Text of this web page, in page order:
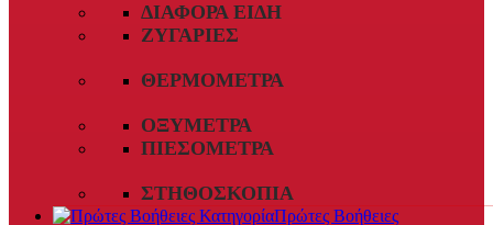
ΔΙΆΦΟΡΑ ΕΊΔΗ
ΖΥΓΑΡΙΈΣ
ΘΕΡΜΌΜΕΤΡΑ
ΟΞΎΜΕΤΡΑ
ΠΙΕΣΌΜΕΤΡΑ
ΣΤΗΘΟΣΚΌΠΙΑ
Πρώτες Βοήθειες